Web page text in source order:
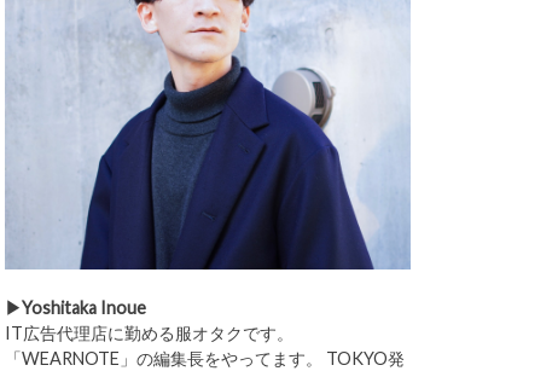
▶︎Yoshitaka Inoue
IT広告代理店に勤める服オタクです。
「WEARNOTE」の編集長をやってます。 TOKYO発